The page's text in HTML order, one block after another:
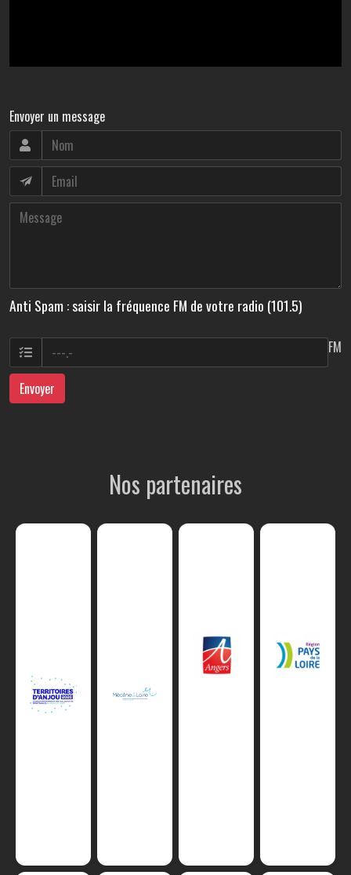
Envoyer un message
Anti Spam : saisir la fréquence FM de votre radio (101.5)
FM
Envoyer
Nos partenaires